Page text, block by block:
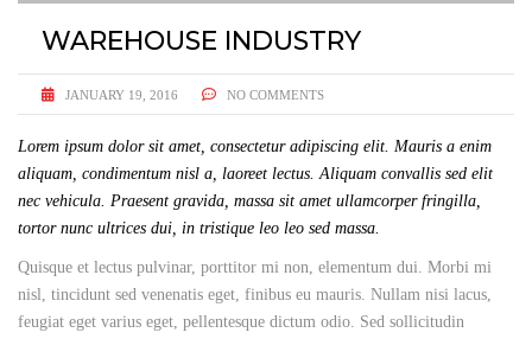
WAREHOUSE INDUSTRY
JANUARY 19, 2016 NO COMMENTS
Lorem ipsum dolor sit amet, consectetur adipiscing elit. Mauris a enim
aliquam, condimentum nisl a, laoreet lectus. Aliquam convallis sed elit
nec vehicula. Praesent gravida, massa sit amet ullamcorper fringilla,
tortor nunc ultrices dui, in tristique leo leo sed massa.
Quisque et lectus pulvinar, porttitor mi non, elementum dui. Morbi mi
nisl, tincidunt sed venenatis eget, finibus eu mauris. Nullam nisi lacus,
feugiat eget varius eget, pellentesque dictum odio. Sed sollicitudin